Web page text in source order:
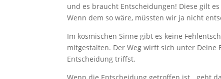
und es braucht Entscheidungen! Diese gilt
Wenn dem so wäre, müssten wir ja nicht
Im kosmischen Sinne gibt es keine
mitgestalten. Der Weg wirft sich unter Deine
Entscheidung triffst.